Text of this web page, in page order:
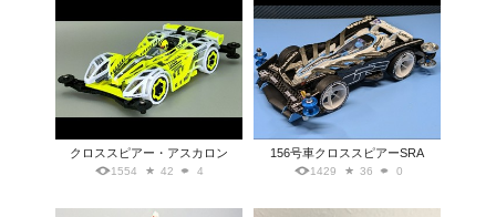
クロススピアー・アスカロン
1554 42 4
156号車クロススピアーSRA
1429 36 0